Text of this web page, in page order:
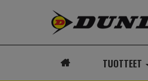
TUOTTEET